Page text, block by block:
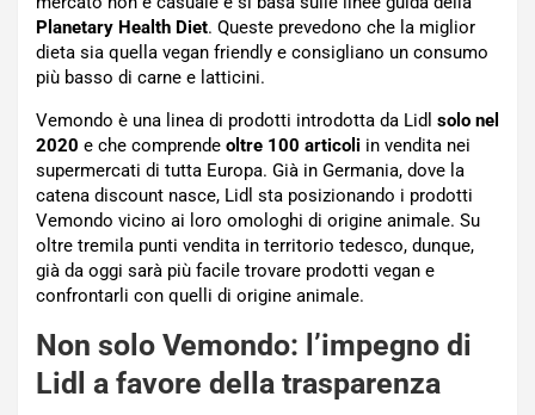
Planetary Health Diet. Queste prevedono che la miglior
dieta sia quella vegan friendly e consigliano un consumo
più basso di carne e latticini.
Vemondo è una linea di prodotti introdotta da Lidl solo nel
2020 e che comprende oltre 100 articoli in vendita nei
supermercati di tutta Europa. Già in Germania, dove la
catena discount nasce, Lidl sta posizionando i prodotti
Vemondo vicino ai loro omologhi di origine animale. Su
oltre tremila punti vendita in territorio tedesco, dunque,
già da oggi sarà più facile trovare prodotti vegan e
confrontarli con quelli di origine animale.
Non solo Vemondo: l’impegno di
Lidl a favore della trasparenza